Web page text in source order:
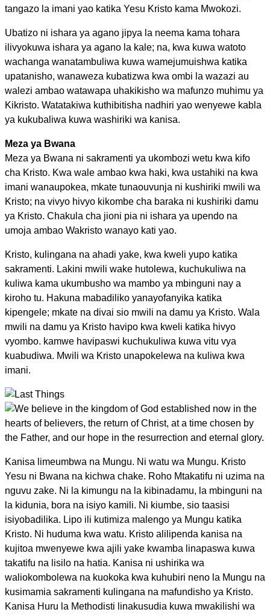
tangazo la imani yao katika Yesu Kristo kama Mwokozi.
Ubatizo ni ishara ya agano jipya la neema kama tohara
ilivyokuwa ishara ya agano la kale; na, kwa kuwa watoto
wachanga wanatambuliwa kuwa wamejumuishwa katika
upatanisho, wanaweza kubatizwa kwa ombi la wazazi au
walezi ambao watawapa uhakikisho wa mafunzo muhimu ya
Kikristo. Watatakiwa kuthibitisha nadhiri yao wenyewe kabla
ya kukubaliwa kuwa washiriki wa kanisa.
Meza ya Bwana
Meza ya Bwana ni sakramenti ya ukombozi wetu kwa kifo
cha Kristo. Kwa wale ambao kwa haki, kwa ustahiki na kwa
imani wanaupokea, mkate tunaouvunja ni kushiriki mwili wa
Kristo; na vivyo hivyo kikombe cha baraka ni kushiriki damu
ya Kristo. Chakula cha jioni pia ni ishara ya upendo na
umoja ambao Wakristo wanayo kati yao.
Kristo, kulingana na ahadi yake, kwa kweli yupo katika
sakramenti. Lakini mwili wake hutolewa, kuchukuliwa na
kuliwa kama ukumbusho wa mambo ya mbinguni nay a
kiroho tu. Hakuna mabadiliko yanayofanyika katika
kipengele; mkate na divai sio mwili na damu ya Kristo. Wala
mwili na damu ya Kristo havipo kwa kweli katika hivyo
vyombo. kamwe havipaswi kuchukuliwa kuwa vitu vya
kuabudiwa. Mwili wa Kristo unapokelewa na kuliwa kwa
imani.
Kanisa limeumbwa na Mungu. Ni watu wa Mungu. Kristo
Yesu ni Bwana na kichwa chake. Roho Mtakatifu ni uzima na
nguvu zake. Ni la kimungu na la kibinadamu, la mbinguni na
la kidunia, bora na isiyo kamili. Ni kiumbe, sio taasisi
isiyobadilika. Lipo ili kutimiza malengo ya Mungu katika
Kristo. Ni huduma kwa watu. Kristo alilipenda kanisa na
kujitoa mwenyewe kwa ajili yake kwamba linapaswa kuwa
takatifu na lisilo na hatia. Kanisa ni ushirika wa
waliokombolewa na kuokoka kwa kuhubiri neno la Mungu na
kusimamia sakramenti kulingana na mafundisho ya Kristo.
Kanisa Huru la Methodisti linakusudia kuwa mwakilishi wa